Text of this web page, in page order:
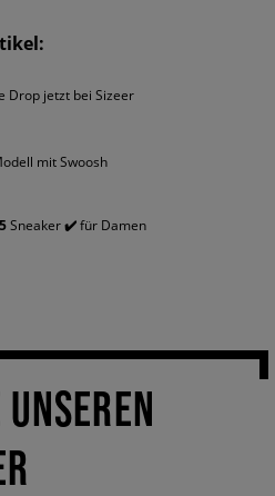
Drop jetzt bei Sizeer
mit Swoosh
Sneaker✔️für Damen